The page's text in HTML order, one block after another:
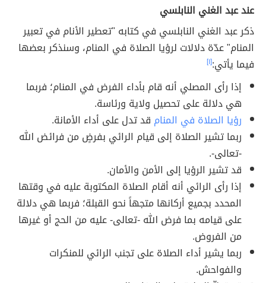
عند عبد الغني النابلسي
ذكر عبد الغني النابلسي في كتابه "تعطير الأنام في تعبير
المنام" عدّة دلالات لرؤيا الصلاة في المنام، وسنذكر بعضها
فيما يأتي:[١]
إذا رأى المصلي أنه قام بأداء الفرض في المنام؛ فربما
هي دلالة على تحصيل ولاية ورئاسة.
رؤيا الصلاة في المنام قد تدل على أداء الأمانة.
ربما تشير الصلاة إلى قيام الرائي بفرضٍ من فرائض الله
-تعالى-.
قد تشير الرؤيا إلى الأمن والأمان.
إذا رأى الرائي أنه أقام الصلاة المكتوبة عليه في وقتها
المحدد بجميع أركانها متجهاً نحو القبلة؛ فربما هي دلالة
على قيامه بما فرض الله -تعالى- عليه من الحج أو غيرها
من الفروض.
ربما يشير أداء الصلاة على تجنب الرائي للمنكرات
والفواحش.